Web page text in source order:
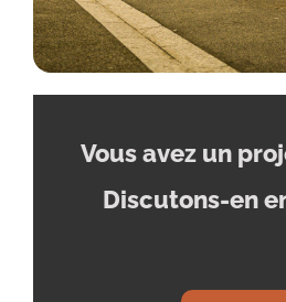
Vous avez un
Discutons-en